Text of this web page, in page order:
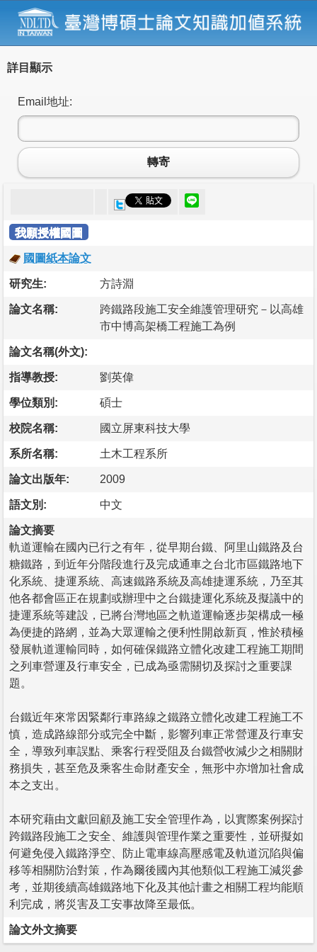
詳目顯示
Email地址:
轉寄
我願授權國圖
國圖紙本論文
研究生: 方詩淵
論文名稱:
跨鐵路段施工安全維護管理研究－以高雄
市中博高架橋工程施工為例
論文名稱(外文):
指導教授: 劉英偉
學位類別: 碩士
校院名稱: 國立屏東科技大學
系所名稱: 土木工程系所
論文出版年: 2009
語文別: 中文
論文摘要
軌道運輸在國內已行之有年，從早期台鐵、阿里山鐵路及台
糖鐵路，到近年分階段進行及完成通車之台北市區鐵路地下
化系統、捷運系統、高速鐵路系統及高雄捷運系統，乃至其
他各都會區正在規劃或辦理中之台鐵捷運化系統及擬議中的
捷運系統等建設，已將台灣地區之軌道運輸逐步架構成一極
為便捷的路網，並為大眾運輸之便利性開啟新頁，惟於積極
發展軌道運輸同時，如何確保鐵路立體化改建工程施工期間
之列車營運及行車安全，已成為亟需關切及探討之重要課
題。
台鐵近年來常因緊鄰行車路線之鐵路立體化改建工程施工不
慎，造成路線部分或完全中斷，影響列車正常營運及行車安
全，導致列車誤點、乘客行程受阻及台鐵營收減少之相關財
務損失，甚至危及乘客生命財產安全，無形中亦增加社會成
本之支出。
本研究藉由文獻回顧及施工安全管理作為，以實際案例探討
跨鐵路段施工之安全、維護與管理作業之重要性，並研擬如
何避免侵入鐵路淨空、防止電車線高壓感電及軌道沉陷與偏
移等相關防治對策，作為爾後國內其他類似工程施工減災參
考，並期後續高雄鐵路地下化及其他計畫之相關工程均能順
利完成，將災害及工安事故降至最低。
論文外文摘要